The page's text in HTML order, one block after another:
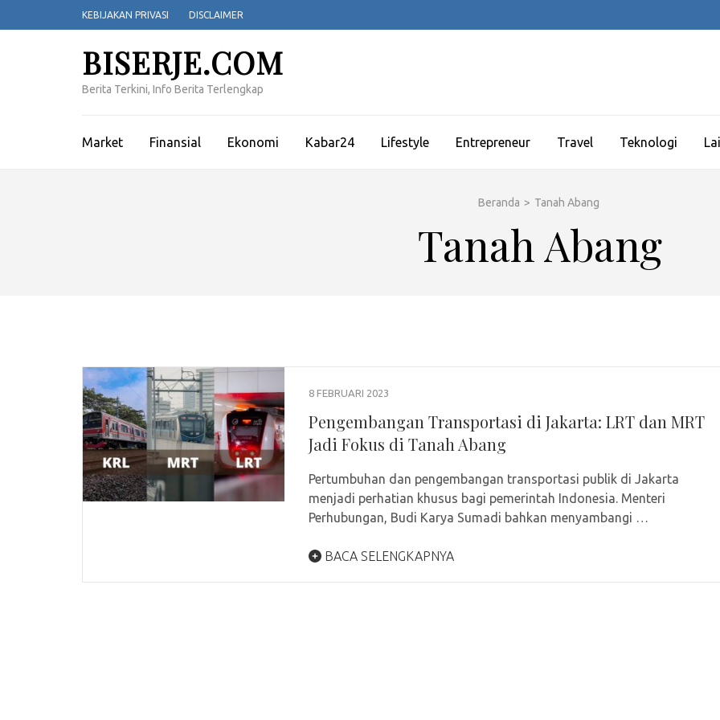
ke
KEBIJAKAN PRIVASI DISCLAIMER
BISERJE.COM
Berita Terkini, Info Berita Terlengkap
Market Finansial Ekonomi Kabar24 Lifestyle Entrepreneur Travel Teknologi
Beranda > Tanah Abang
Tanah Abang
8 FEBRUARI 2023
Pengembangan Transportasi di Jakarta: LRT dan MRT
Jadi Fokus di Tanah Abang
Pertumbuhan dan pengembangan transportasi publik di Jakarta
menjadi perhatian khusus bagi pemerintah Indonesia. Menteri
Perhubungan, Budi Karya Sumadi bahkan menyambangi …
BACA SELENGKAPNYA